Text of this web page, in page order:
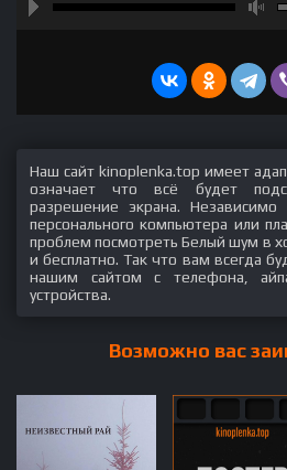
Наш сайт kinoplenka.top имеет
означает что всё будет
разрешение экрана.
персонального компьютера или
проблем посмотреть Белый шум в
и бесплатно. Так что вам всегда
нашим сайтом с телефона,
устройства.
Возможно вас